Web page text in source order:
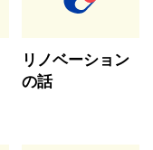
リノベーション
の話